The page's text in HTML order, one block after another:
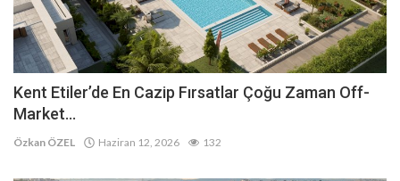
Kent Etiler’de En Cazip Fırsatlar Çoğu Zaman Off-
Market...
Özkan ÖZEL Haziran 12, 2026 132